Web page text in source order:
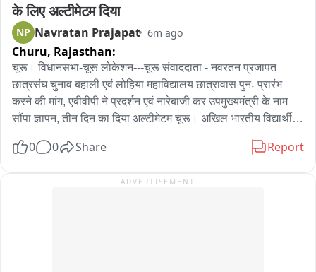
बृहस्पति सिंह ने की शिकायत
के लिए अल्टीमेटम दिया
NP Navratan Prajapat 6m ago
Churu, Rajasthan:
चूरू। विधानसभा-चूरू लोकेशन---चूरू संवाददाता - नवरतन प्रजापत
छात्रसंघ चुनाव बहाली एवं लोहिया महाविद्यालय छात्रावास पुनः प्रारंभ
करने की मांग, एबीवीपी ने प्रदर्शन एवं नारेबाजी कर उपमुख्यमंत्री के नाम
सौंपा ज्ञापन, तीन दिन का दिया अल्टीमेटम चूरू। अखिल भारतीय विद्यार्थी
विभिन्न समस्याओं के समाधान की मांग को लेकर प्रदर्शन किया। उन्होंने
मांग भी रखी। एबीवीपी द्वारा इस दौरान प्रदर्शन कर राजस्थान के
0 0 Share Report
ADVERTISEMENT